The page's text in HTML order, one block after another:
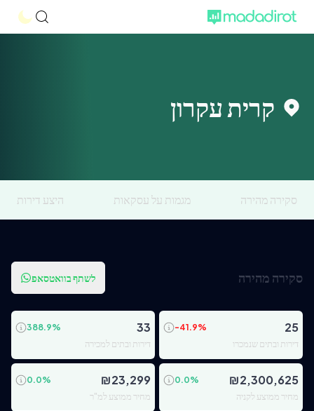
קרית עקרון
סקירה מהירה מגמות על עסקאות היצע דירות
סקירה מהירה לשתף בוואטסאפ
25
-41.9%
דירות ובתים שנמכרו
33
388.9%
דירות ובתים למכירה
₪2,300,625
0.0%
מחיר ממוצע לקניה
₪23,299
0.0%
מחיר ממוצע למ"ר